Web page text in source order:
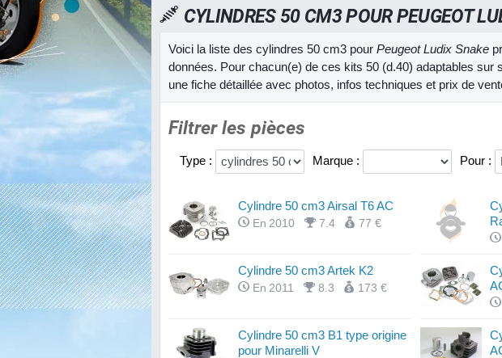
CYLINDRES 50 CM3 POUR PEUGEOT
Voici la liste des cylindres 50 cm3 pour Peugeot Ludix Snake
données. Pour chacun(e) de ces kits 50 (d.40) adaptables sur
une fiche détaillée avec photos, infos techniques et prix de
Filtrer les pièces
Type : Marque : Pour :
Cylindre 50 cm3 Airsal T6 AC
En 2010 7.4 77 €
Cylindre 50 cm3 Artek K2
En 2011 8.3 173 €
Cylindre 50 cm3 B1 type origine
pour Minarelli V